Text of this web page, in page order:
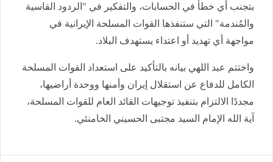
بتجنب أي خطأ في الحسابات، والتفكير في "الردود القاسية
والمُندمة" التي ستنفذها القوات المسلحة الإيرانية في
مواجهة أي تهديد أو اعتداء يستهدف البلاد.
واختتم عبد اللهي بيانه بالتأكيد على استعداد القوات المسلحة
الكامل للدفاع عن استقلال إيران وأمنها ووحدة أراضيها،
مجددًا الالتزام بتنفيذ توجيهات القائد العام للقوات المسلحة،
آية الله الإمام السيد مجتبى الحسيني الخامنئي.